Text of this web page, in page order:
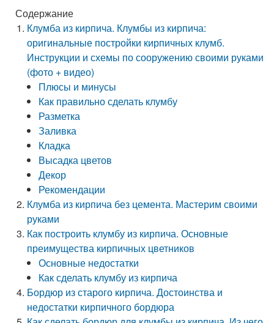
Содержание
Клумба из кирпича. Клумбы из кирпича:
оригинальные постройки кирпичных клумб.
Инструкции и схемы по сооружению своими руками
(фото + видео)
Плюсы и минусы
Как правильно сделать клумбу
Разметка
Заливка
Кладка
Высадка цветов
Декор
Рекомендации
Клумба из кирпича без цемента. Мастерим своими
руками
Как построить клумбу из кирпича. Основные
преимущества кирпичных цветников
Основные недостатки
Как сделать клумбу из кирпича
Бордюр из старого кирпича. Достоинства и
недостатки кирпичного бордюра